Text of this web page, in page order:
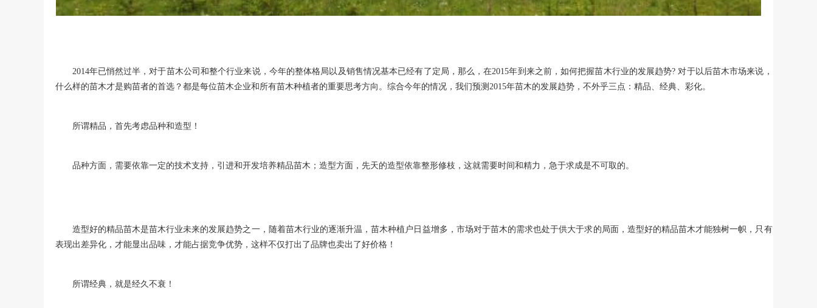
2014年已悄然过半，对于苗木公司和整个行业来说，今年的整体格局以及销售情况基本已经有了定局，那么，在2015年到来之前，如何把握苗木行业的发展趋势? 对于以后苗木市场来说，
什么样的苗木才是购苗者的首选？都是每位苗木企业和所有苗木种植者的重要思考方向。综合今年的情况，我们预测2015年苗木的发展趋势，不外乎三点：精品、经典、彩化。
所谓精品，首先考虑品种和造型！
品种方面，需要依靠一定的技术支持，引进和开发培养精品苗木；造型方面，先天的造型依靠整形修枝，这就需要时间和精力，急于求成是不可取的。
造型好的精品苗木是苗木行业未来的发展趋势之一，随着苗木行业的逐渐升温，苗木种植户日益增多，市场对于苗木的需求也处于供大于求的局面，造型好的精品苗木才能独树一帜，只有
表现出差异化，才能显出品味，才能占据竞争优势，这样不仅打出了品牌也卖出了好价格！
所谓经典，就是经久不衰！